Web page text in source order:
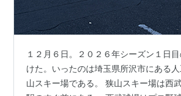
１２月６日。２０２６年シーズン１日
けた。いったのは埼玉県所沢市にある
山スキー場である。 狭山スキー場は西